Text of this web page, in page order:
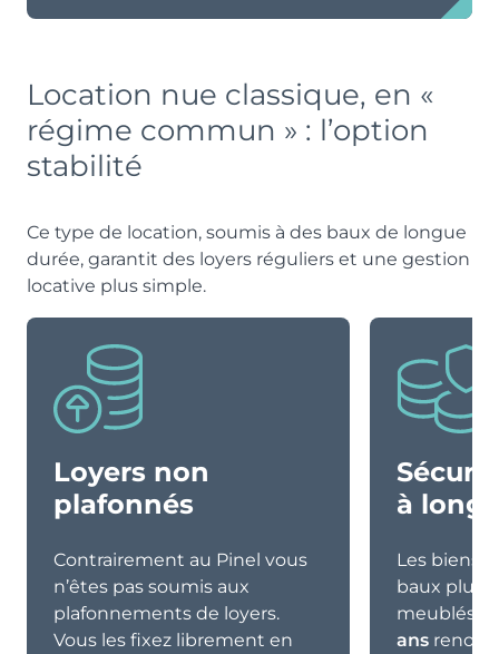
Location nue classique, en «
régime commun » : l’option
stabilité
Ce type de location, soumis à des baux de longue
durée, garantit des loyers réguliers et une gestion
locative plus simple.
Loyers non
plafonnés
Contrairement au Pinel vous
n’êtes pas soumis aux
plafonnements de loyers.
Vous les fixez librement en
à long
Les biens
baux plus
meublés.
ans